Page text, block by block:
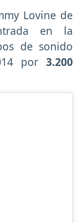
Lovine de
en la
de sonido
por3.200